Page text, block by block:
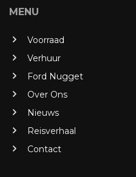
MENU
Voorraad
Verhuur
Ford Nugget
Over Ons
Nieuws
Reisverhaal
Contact